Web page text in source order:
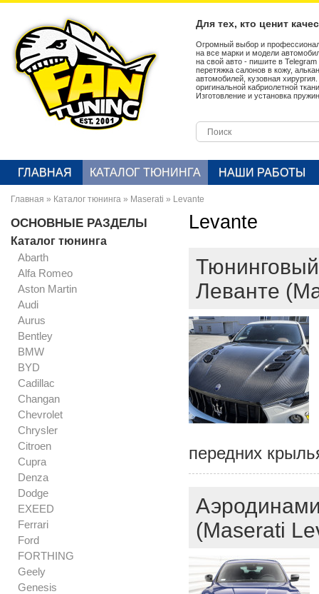
Для тех, кто ценит
Огромный выбор и
на все марки и модели
на свой авто - пишите в
перетяжка салонов в кожу,
автомобилей, кузовная
оригинальной кабриолетной
Изготовление и установка
ГЛАВНАЯ КАТАЛОГ ТЮНИНГА НАШИ РАБОТЫ
Главная » Каталог тюнинга » Maserati » Levante
ОСНОВНЫЕ РАЗДЕЛЫ
Каталог тюнинга
Abarth
Alfa Romeo
Aston Martin
Audi
Aurus
Bentley
BMW
BYD
Cadillac
Changan
Chevrolet
Chrysler
Citroen
Cupra
Denza
Dodge
EXEED
Ferrari
Ford
FORTHING
Geely
Genesis
Levante
Леванте
передних
(Maserati